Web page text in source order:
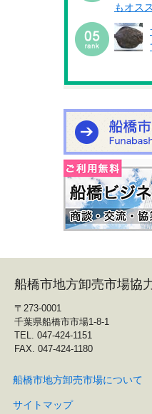
もオス
船橋市地方卸売市場協
〒273-0001
千葉県船橋市市場1-8-1
TEL. 047-424-1151
FAX. 047-424-1180
船橋市地方卸売市場について
サイトマップ